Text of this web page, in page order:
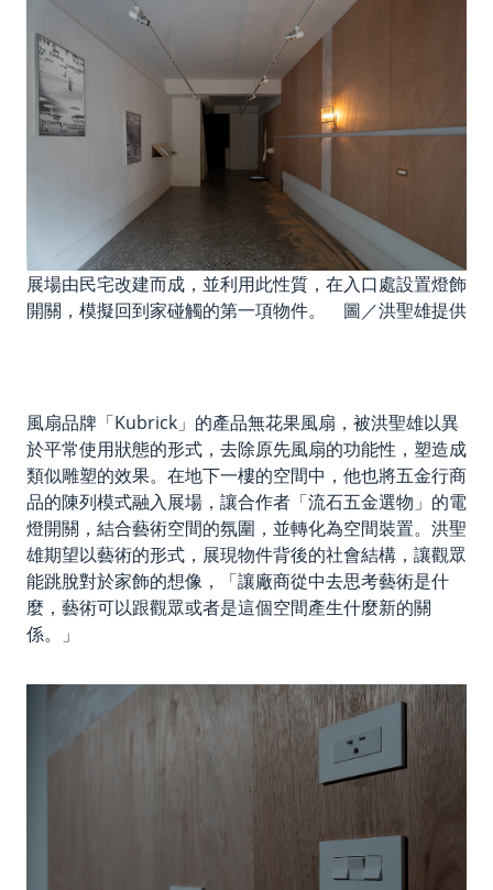
展場由民宅改建而成，並利用此性質，在入口處設置燈飾
開關，模擬回到家碰觸的第一項物件。 圖／洪聖雄提供
風扇品牌「Kubrick」的產品無花果風扇，被洪聖雄以異
於平常使用狀態的形式，去除原先風扇的功能性，塑造成
類似雕塑的效果。在地下一樓的空間中，他也將五金行商
品的陳列模式融入展場，讓合作者「流石五金選物」的電
燈開關，結合藝術空間的氛圍，並轉化為空間裝置。洪聖
雄期望以藝術的形式，展現物件背後的社會結構，讓觀眾
能跳脫對於家飾的想像，「讓廠商從中去思考藝術是什
麼，藝術可以跟觀眾或者是這個空間產生什麼新的關
係。」